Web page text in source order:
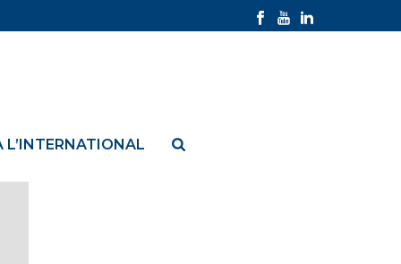
L’INTERNATIONAL